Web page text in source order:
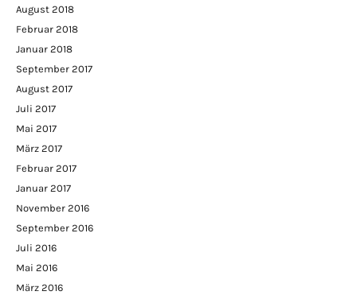
August 2018
Februar 2018
Januar 2018
September 2017
August 2017
Juli 2017
Mai 2017
März 2017
Februar 2017
Januar 2017
November 2016
September 2016
Juli 2016
Mai 2016
März 2016